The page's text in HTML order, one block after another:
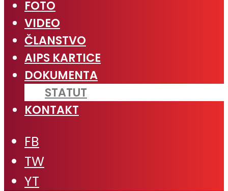
FOTO
VIDEO
ČLANSTVO
AIPS KARTICE
DOKUMENTA
STATUT
KONTAKT
FB
TW
YT